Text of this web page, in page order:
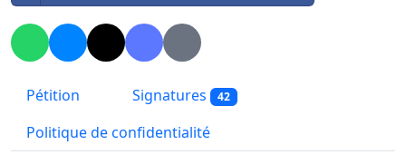
Pétition Signatures 42
Politique de confidentialité